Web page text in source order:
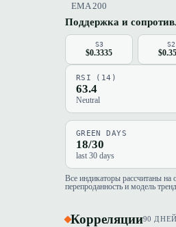
EMA 200
Поддержка и
S3
$0.3335
S2
RSI (14)
63.4
Neutral
GREEN DAYS
18/30
last 30 days
Все индикаторы рассчитаны
перепроданность и модель
Корреляции90